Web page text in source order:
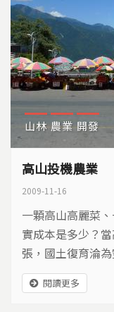
山林 農業 開發
高山投機農業
2009-11-16
一顆高山高麗菜
實成本是多少？
張，國土復育淪
業付出代價？
閱讀更多